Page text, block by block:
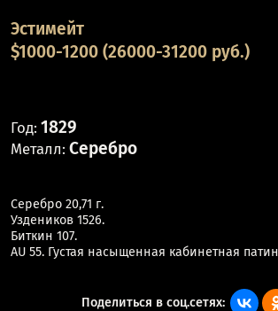
Эстимейт
$1000-1200 (26000-31200 руб.)
Год: 1829
Металл: Серебро
Серебро 20,71 г.
Уздеников 1526.
Биткин 107.
AU 55. Густая насыщенная кабинетная
Поделиться в соц.сетях: